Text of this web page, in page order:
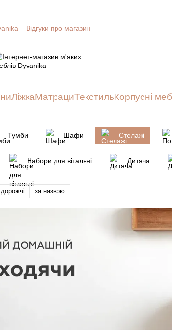
Відгуки про магазин
ЛіжкаМатрациТекстильКорпусні
Тумби Шафи Стелажі
Набори для вітальні Дитяча
за назвою